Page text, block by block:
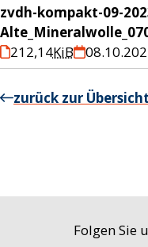
zvdh-kompakt-09-
212,14KiB
zurück zur Übersicht
Folgen Sie